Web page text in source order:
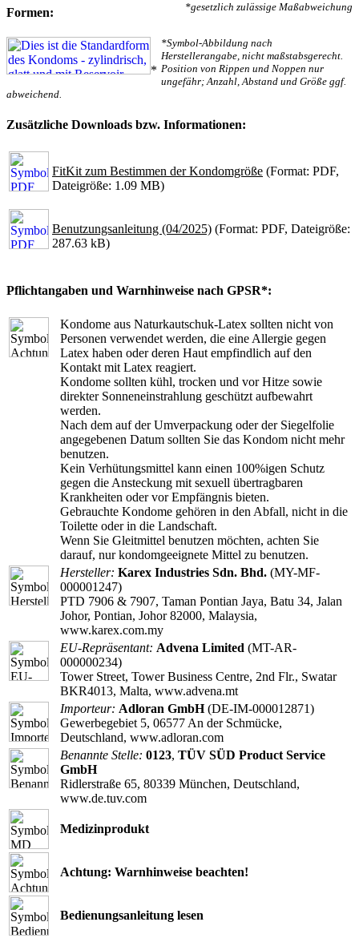
*gesetzlich zulässige Maßabweichung
Formen:
*
*Symbol-Abbildung nach
Herstellerangabe, nicht maßstabsgerecht.
Position von Rippen und Noppen nur
ungefähr; Anzahl, Abstand und Größe ggf.
abweichend.
Zusätzliche Downloads bzw. Informationen:
FitKit zum Bestimmen der Kondomgröße (Format: PDF,
Dateigröße: 1.09 MB)
Benutzungsanleitung (04/2025) (Format: PDF, Dateigröße:
287.63 kB)
Pflichtangaben und Warnhinweise nach GPSR*:
Kondome aus Naturkautschuk-Latex sollten nicht von
Personen verwendet werden, die eine Allergie gegen
Latex haben oder deren Haut empfindlich auf den
Kontakt mit Latex reagiert.
Kondome sollten kühl, trocken und vor Hitze sowie
direkter Sonneneinstrahlung geschützt aufbewahrt
werden.
Nach dem auf der Umverpackung oder der Siegelfolie
angegebenen Datum sollten Sie das Kondom nicht mehr
benutzen.
Kein Verhütungsmittel kann einen 100%igen Schutz
gegen die Ansteckung mit sexuell übertragbaren
Krankheiten oder vor Empfängnis bieten.
Gebrauchte Kondome gehören in den Abfall, nicht in die
Toilette oder in die Landschaft.
Wenn Sie Gleitmittel benutzen möchten, achten Sie
darauf, nur kondomgeeignete Mittel zu benutzen.
Hersteller: Karex Industries Sdn. Bhd. (MY-MF-
000001247)
PTD 7906 & 7907, Taman Pontian Jaya, Batu 34, Jalan
Johor, Pontian, Johor 82000, Malaysia,
www.karex.com.my
EU-Repräsentant: Advena Limited (MT-AR-
000000234)
Tower Street, Tower Business Centre, 2nd Flr., Swatar
BKR4013, Malta, www.advena.mt
Importeur: Adloran GmbH(DE-IM-000012871)
Gewerbegebiet 5, 06577 An der Schmücke,
Deutschland, www.adloran.com
Benannte Stelle: 0123, TÜV SÜD Product Service
GmbH
Ridlerstraße 65, 80339 München, Deutschland,
www.de.tuv.com
Medizinprodukt
Achtung: Warnhinweise beachten!
Bedienungsanleitung lesen